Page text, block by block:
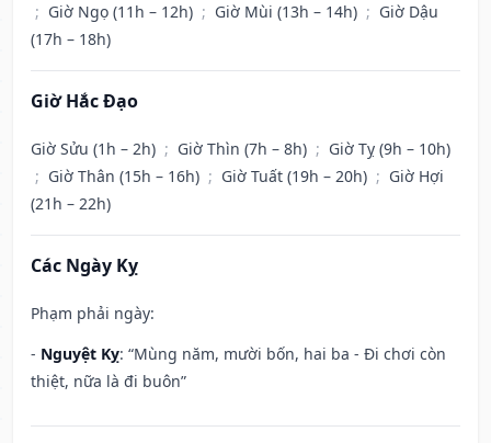
; Giờ Ngọ (11h – 12h) ; Giờ Mùi (13h – 14h) ; Giờ Dậu
(17h – 18h)
Giờ Hắc Đạo
Giờ Sửu (1h – 2h) ; Giờ Thìn (7h – 8h) ; Giờ Tỵ (9h – 10h)
; Giờ Thân (15h – 16h) ; Giờ Tuất (19h – 20h) ; Giờ Hợi
(21h – 22h)
Các Ngày Kỵ
Phạm phải ngày:
- Nguyệt Kỵ: “Mùng năm, mười bốn, hai ba - Đi chơi còn
thiệt, nữa là đi buôn”